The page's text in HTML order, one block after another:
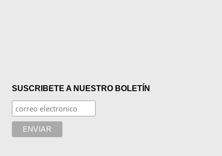
SUSCRIBETE A NUESTRO BOLETÍN